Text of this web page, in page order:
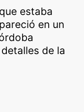
estaba
en un
de la